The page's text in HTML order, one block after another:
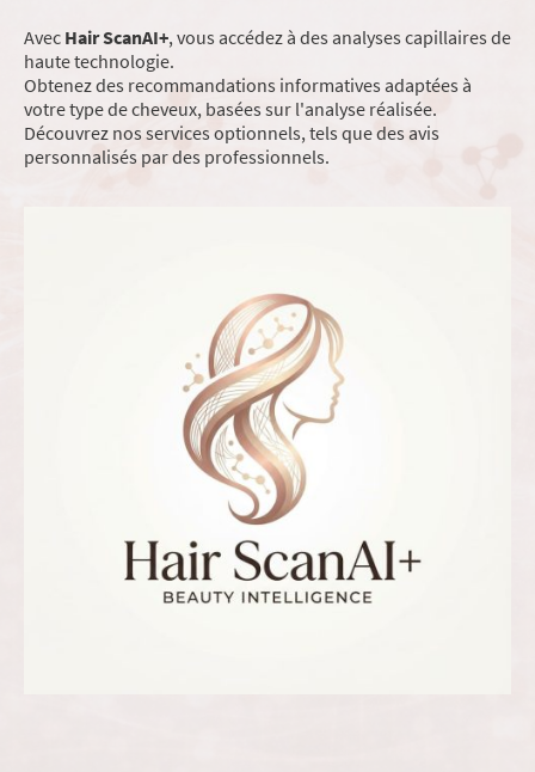
Avec Hair ScanAI+, vous accédez à des analyses capillaires de
haute technologie.
Obtenez des recommandations informatives adaptées à
votre type de cheveux, basées sur l'analyse réalisée.
Découvrez nos services optionnels, tels que des avis
personnalisés par des professionnels.